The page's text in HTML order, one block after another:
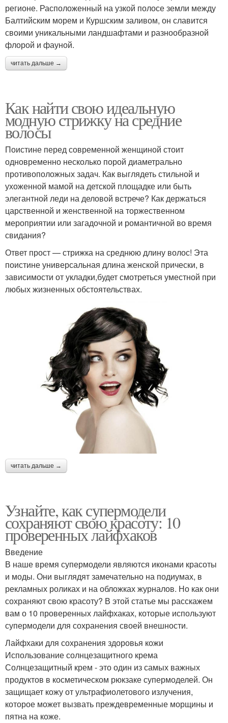
регионе. Расположенный на узкой полосе земли между
Балтийским морем и Куршским заливом, он славится
своими уникальными ландшафтами и разнообразной
флорой и фауной.
читать дальше →
Как найти свою идеальную
модную стрижку на средние
волосы
Поистине перед современной женщиной стоит
одновременно несколько порой диаметрально
противоположных задач. Как выглядеть стильной и
ухоженной мамой на детской площадке или быть
элегантной леди на деловой встрече? Как держаться
царственной и женственной на торжественном
мероприятии или загадочной и романтичной во время
свидания?
Ответ прост — стрижка на среднюю длину волос! Эта
поистине универсальная длина женской прически, в
зависимости от укладки,будет смотреться уместной при
любых жизненных обстоятельствах.
читать дальше →
Узнайте, как супермодели
сохраняют свою красоту: 10
проверенных лайфхаков
Введение
В наше время супермодели являются иконами красоты
и моды. Они выглядят замечательно на подиумах, в
рекламных роликах и на обложках журналов. Но как они
сохраняют свою красоту? В этой статье мы расскажем
вам о 10 проверенных лайфхаках, которые используют
супермодели для сохранения своей внешности.
Лайфхаки для сохранения здоровья кожи
Использование солнцезащитного крема
Солнцезащитный крем - это один из самых важных
продуктов в косметическом рюкзаке супермоделей. Он
защищает кожу от ультрафиолетового излучения,
которое может вызвать преждевременные морщины и
пятна на коже.